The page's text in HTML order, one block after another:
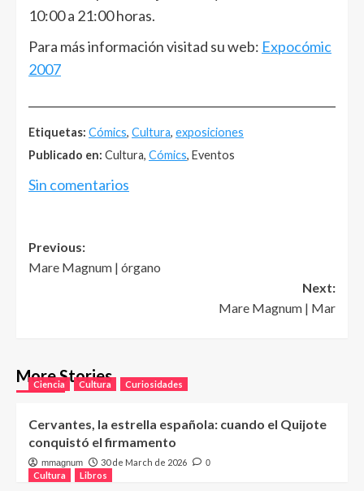
10:00 a 21:00 horas.
Para más información visitad su web: Expocómic
2007
Etiquetas: Cómics, Cultura, exposiciones
Publicado en: Cultura, Cómics, Eventos
Sin comentarios
Post
navigation
Previous:
Mare Magnum | órgano
Next:
Mare Magnum | Mar
More Stories
Ciencia Cultura Curiosidades
Cervantes, la estrella española: cuando el Quijote
conquistó el firmamento
mmagnum 30 de March de 2026 0
Cultura Libros